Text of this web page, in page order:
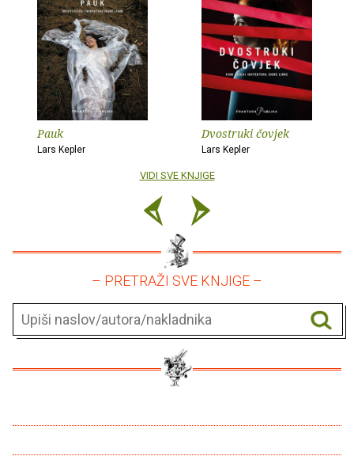
Pauk
Lars Kepler
Dvostruki čovjek
Lars Kepler
VIDI SVE KNJIGE
– PRETRAŽI SVE KNJIGE –